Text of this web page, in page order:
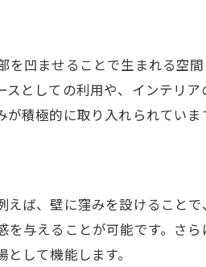
ニッチを活かした空間デザ
家の中でのニッチ利用の実
窪みが変える住宅内の印象
ニッチの魅力と建築デザイ
建築におけるニッチのデメ
ニッチが与える建築効果の検
凹ませることで生まれる空
としての利用や、インテリ
積極的に取り入れられていま
ば、壁に窪みを設けること
与えることが可能です。さ
して機能します。